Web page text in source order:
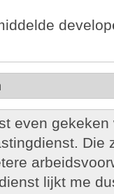
even
Die
lijkt me